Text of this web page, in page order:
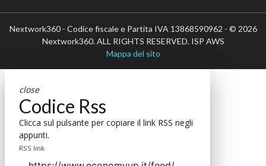
Nextwork360 - Codice fiscale e Partita IVA 13868590962 - © 2026
Nextwork360. ALL RIGHTS RESERVED. ISP AWS
Mappa del sito
close
Codice Rss
Clicca sul pulsante per copiare il link RSS negli
appunti.
RSS link